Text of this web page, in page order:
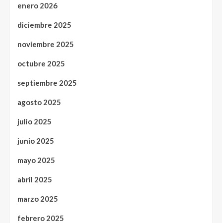
enero 2026
diciembre 2025
noviembre 2025
octubre 2025
septiembre 2025
agosto 2025
julio 2025
junio 2025
mayo 2025
abril 2025
marzo 2025
febrero 2025